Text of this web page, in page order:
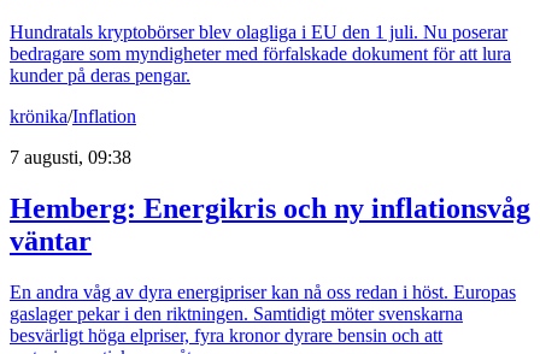
Hundratals kryptobörser blev olagliga i EU den 1 juli. Nu poserar
bedragare som myndigheter med förfalskade dokument för att lura
kunder på deras pengar.
krönika/Inflation
7 augusti, 09:38
Hemberg: Energikris och ny inflationsvåg
väntar
En andra våg av dyra energipriser kan nå oss redan i höst. Europas
gaslager pekar i den riktningen. Samtidigt möter svenskarna
besvärligt höga elpriser, fyra kronor dyrare bensin och att